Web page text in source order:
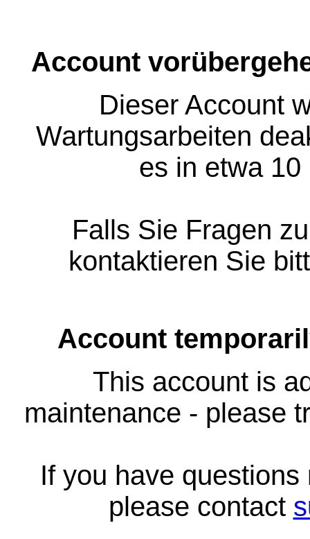
Account
Dieser Account
Wartungsarbeiten
es in etwa
Falls Sie Fragen
kontaktieren Sie
Account
This account is
maintenance - please
If you have
please contact